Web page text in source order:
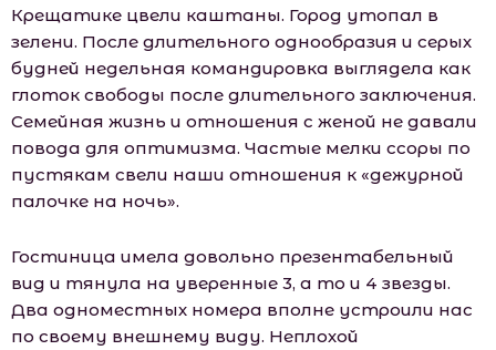
Крещатике цвели каштаны. Город утопал в
зелени. После длительного однообразия и серых
будней недельная командировка выглядела как
глоток свободы после длительного заключения.
Семейная жизнь и отношения с женой не давали
повода для оптимизма. Частые мелки ссоры по
пустякам свели наши отношения к «дежурной
палочке на ночь».
Гостиница имела довольно презентабельный
вид и тянула на уверенные 3, а то и 4 звезды.
Два одноместных номера вполне устроили нас
по своему внешнему виду. Неплохой